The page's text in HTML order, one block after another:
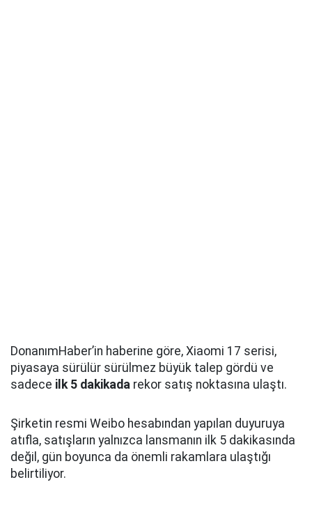
DonanımHaber’in haberine göre, Xiaomi 17 serisi,
piyasaya sürülür sürülmez büyük talep gördü ve
sadece ilk 5 dakikada rekor satış noktasına ulaştı.
Şirketin resmi Weibo hesabından yapılan duyuruya
atıfla, satışların yalnızca lansmanın ilk 5 dakikasında
değil, gün boyunca da önemli rakamlara ulaştığı
belirtiliyor.